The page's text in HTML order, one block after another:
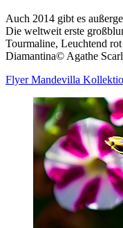
Auch 2014 gibt es
Die weltweit erste
Tourmaline, Leuchtend
Diamantina© Agathe
Flyer Mandevilla